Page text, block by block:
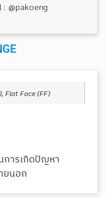
: @pakoeng
Flat Face (FF)
การเกิดปัญหา
ยนอก